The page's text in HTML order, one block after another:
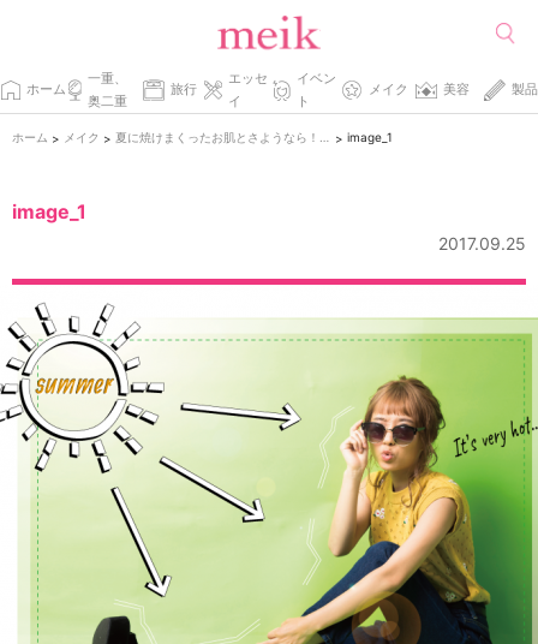
ホーム
一重、
奥二重
旅行
エッセ
イ
イベン
ト
メイク 美容 製品
ホーム > メイク > > image_1
image_1
2017.09.25